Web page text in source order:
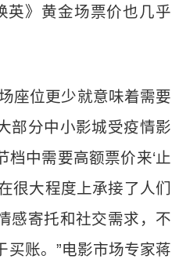
英》黄金场票价也几乎
座位更少就意味着需要
部分中小影城受疫情影
档中需要高额票价来‘止
很大程度上承接了人们
感寄托和社交需求，不
买账。”电影市场专家蒋